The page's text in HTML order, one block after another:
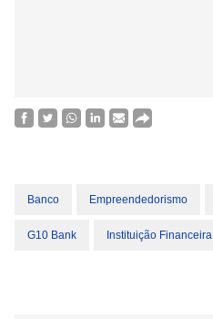
Banco Empreendedorismo
G10 Bank Instituição Financeira